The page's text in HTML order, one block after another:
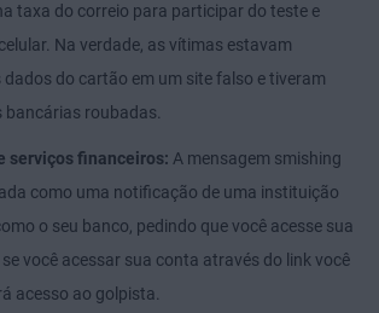
taxa do correio para participar do teste e
Na verdade, as vítimas estavam
dados do cartão em um site falso e tiveram
bancárias roubadas.
serviços financeiros: A mensagem smishing
como uma notificação de uma instituição
o seu banco, pedindo que você acesse sua
você acessar sua conta através do link você
acesso ao golpista.